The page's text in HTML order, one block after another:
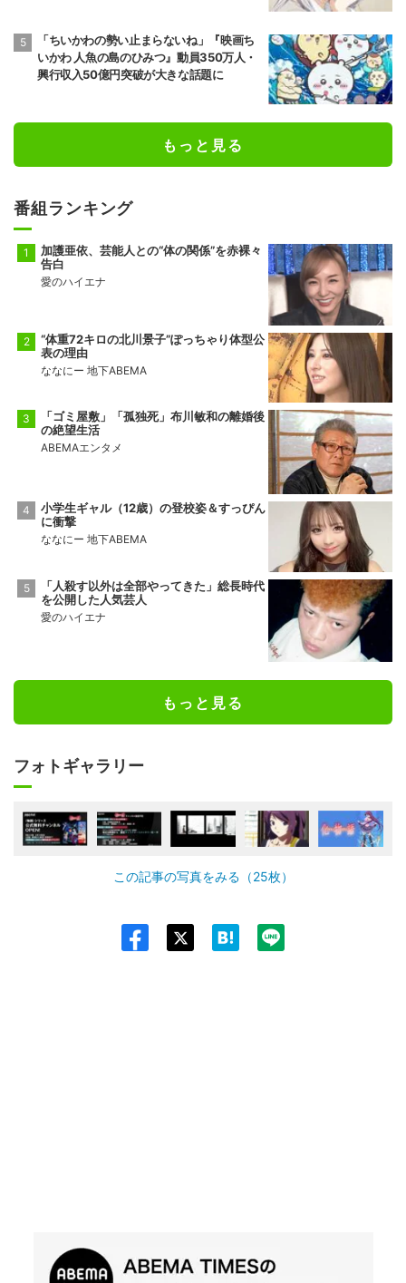
「ちいかわの勢い止まらないね」『映画ち
いかわ 人魚の島のひみつ』動員350万人・
興行収入50億円突破が大きな話題に
もっと見る
番組ランキング
加護亜依、芸能人との“体の関係”を赤裸々
告白
愛のハイエナ
“体重72キロの北川景子”ぽっちゃり体型公
表の理由
ななにー 地下ABEMA
「ゴミ屋敷」「孤独死」布川敏和の離婚後
の絶望生活
ABEMAエンタメ
小学生ギャル（12歳）の登校姿＆すっぴん
に衝撃
ななにー 地下ABEMA
「人殺す以外は全部やってきた」総長時代
を公開した人気芸人
愛のハイエナ
もっと見る
フォトギャラリー
この記事の写真をみる（25枚）